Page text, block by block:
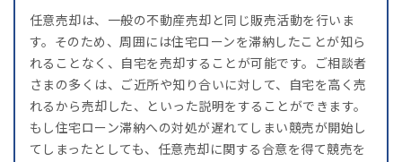
任意売却は、一般の不動産売却と同じ販売活動を行いま
す。そのため、周囲には住宅ローンを滞納したことが知ら
れることなく、自宅を売却することが可能です。ご相談者
さまの多くは、ご近所や知り合いに対して、自宅を高く売
れるから売却した、といった説明をすることができます。
もし住宅ローン滞納への対処が遅れてしまい競売が開始し
てしまったとしても、任意売却に関する合意を得て競売を